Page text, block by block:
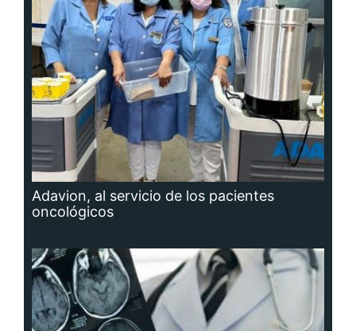
Adavion, al servicio de los pacientes
oncológicos